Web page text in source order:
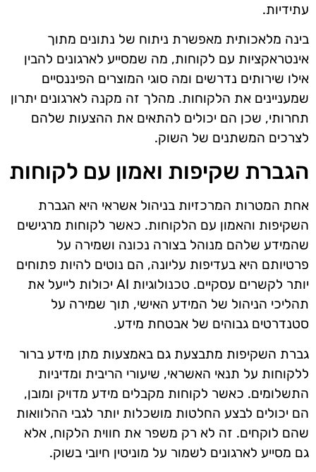
עתידיות.
בינה מלאכותית מאפשרת ניתוח של נתונים מתוך
אינטראקציות עם לקוחות, מה שמסייע לארגונים להבין
אילו שירותים נדרשים ומה סוגי המוצרים הפיננסיים
שמעניינים את הלקוחות. מהלך זה מקנה לארגונים יתרון
תחרותי, שכן הם יכולים להתאים את ההצעות שלהם
לצרכים המשתנים של השוק.
הגברת שקיפות ואמון עם לקוחות
אחת המטרות המרכזיות בניהול אשראי היא הגברת
השקיפות והאמון עם הלקוחות. כאשר לקוחות מרגישים
שהמידע שלהם מנוהל בצורה נכונה ושמירה על
פרטיותם היא בעדיפות עליונה, הם נוטים להיות פתוחים
יותר לקשרים עסקיים. טכנולוגיות AI יכולות לייעל את
תהליכי הניהול של המידע האישי, תוך שמירה על
סטנדרטים גבוהים של אבטחת מידע.
גברת השקיפות מתבצעת גם באמצעות מתן מידע ברור
ללקוחות על תנאי האשראי, שיעורי הריבית ומדיניות
התשלומים. כאשר לקוחות מקבלים מידע מדויק ומובן,
הם יכולים לבצע החלטות מושכלות יותר לגבי ההלוואות
שהם לוקחים. זה לא רק משפר את חווית הלקוח, אלא
גם מסייע לארגונים לשמור על מוניטין חיובי בשוק.